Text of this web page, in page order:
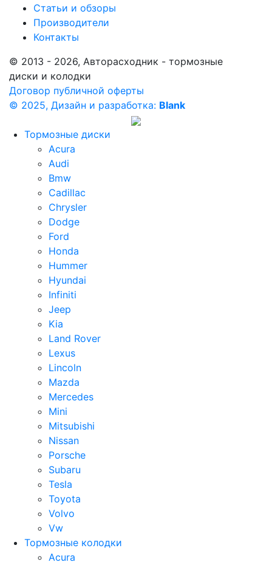
Статьи и обзоры
Производители
Контакты
© 2013 - 2026, Авторасходник - тормозные
диски и колодки
Договор публичной оферты
© 2025, Дизайн и разработка: Blank
Тормозные диски
Acura
Audi
Bmw
Cadillac
Chrysler
Dodge
Ford
Honda
Hummer
Hyundai
Infiniti
Jeep
Kia
Land Rover
Lexus
Lincoln
Mazda
Mercedes
Mini
Mitsubishi
Nissan
Porsche
Subaru
Tesla
Toyota
Volvo
Vw
Тормозные колодки
Acura